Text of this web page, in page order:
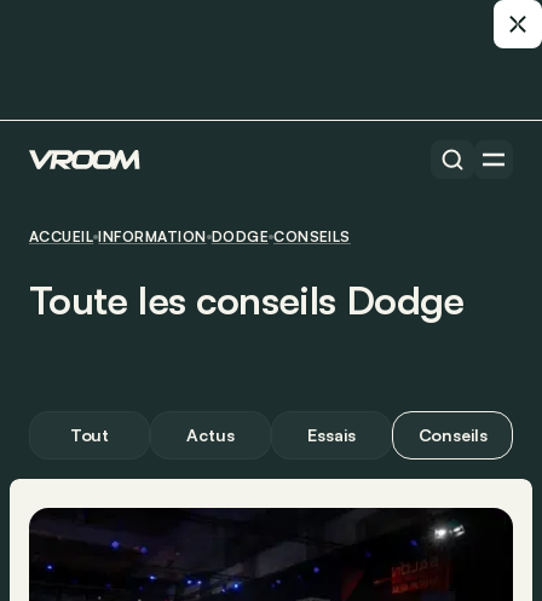
ACCUEIL INFORMATION DODGE CONSEILS
Toute les conseils Dodge
Tout Actus Essais Conseils